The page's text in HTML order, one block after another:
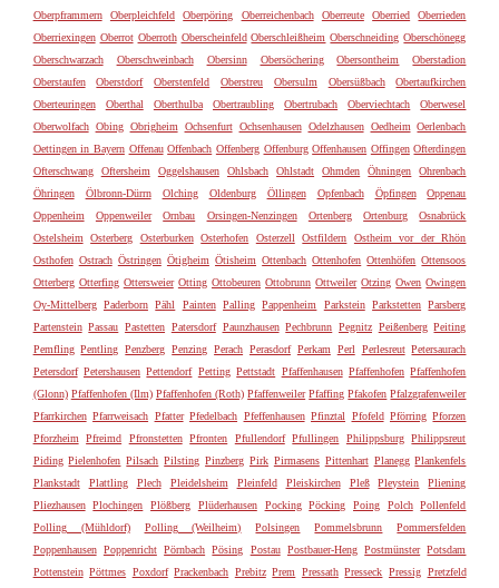
Oberpframmern
Oberpleichfeld Oberpöring Oberreichenbach Oberreute Oberried
Oberrieden
Oberriexingen Oberrot Oberroth Oberscheinfeld Oberschleißheim Oberschneiding Oberschönegg
Oberschwarzach
Oberschweinbach Obersinn Obersöchering Obersontheim
Oberstadion
Oberstaufen
Oberstdorf Oberstenfeld Oberstreu Obersulm Obersüßbach
Obertaufkirchen
Oberteuringen
Oberthal Oberthulba Obertraubling Obertrubach Oberviechtach
Oberwesel
Oberwolfach Obing Obrigheim Ochsenfurt Ochsenhausen Odelzhausen Oedheim Oerlenbach
Oettingen in Bayern Offenau Offenbach Offenberg Offenburg Offenhausen Offingen Ofterdingen
Ofterschwang
Oftersheim Oggelshausen Ohlsbach Ohlstadt Ohmden Öhningen
Ohrenbach
Öhringen
Ölbronn-Dürrn Olching Oldenburg Öllingen Opfenbach Öpfingen
Oppenau
Oppenheim
Oppenweiler Ornbau Orsingen-Nenzingen Ortenberg Ortenburg
Osnabrück
Ostelsheim
Osterberg Osterburken Osterhofen Osterzell Ostfildern
Ostheim vor der Rhön
Osthofen Ostrach Östringen Ötigheim Ötisheim Ottenbach Ottenhofen Ottenhöfen Ottensoos
Otterberg Otterfing Ottersweier Otting Ottobeuren Ottobrunn Ottweiler Otzing Owen Owingen
Oy-Mittelberg Paderborn Pähl Painten Palling Pappenheim Parkstein Parkstetten Parsberg
Partenstein Passau Pastetten Patersdorf Paunzhausen Pechbrunn Pegnitz Peißenberg Peiting
Pemfling Pentling Penzberg Penzing Perach Perasdorf Perkam Perl Perlesreut Petersaurach
Petersdorf Petershausen Pettendorf Petting Pettstadt Pfaffenhausen Pfaffenhofen Pfaffenhofen
(Glonn) Pfaffenhofen (Ilm) Pfaffenhofen (Roth) Pfaffenweiler Pfaffing Pfakofen Pfalzgrafenweiler
Pfarrkirchen Pfarrweisach Pfatter Pfedelbach Pfeffenhausen Pfinztal Pfofeld Pförring Pforzen
Pforzheim
Pfreimd Pfronstetten Pfronten Pfullendorf Pfullingen Philippsburg Philippsreut
Piding Pielenhofen Pilsach Pilsting Pinzberg Pirk Pirmasens Pittenhart Planegg Plankenfels
Plankstadt
Plattling Plech Pleidelsheim Pleinfeld Pleiskirchen Pleß Pleystein
Pliening
Pliezhausen
Plochingen Plößberg Plüderhausen Pocking Pöcking Poing Polch
Pollenfeld
Polling (Mühldorf)
Polling (Weilheim) Polsingen Pommelsbrunn
Pommersfelden
Poppenhausen Poppenricht Pörnbach Pösing Postau Postbauer-Heng Postmünster Potsdam
Pottenstein Pöttmes Poxdorf Prackenbach Prebitz Prem Pressath Presseck Pressig Pretzfeld